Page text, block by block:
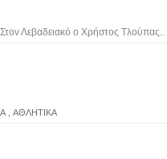
Στον Λεβαδειακό ο Χρήστος Τλούπας..
AΘΛΗΤΙΚΑ